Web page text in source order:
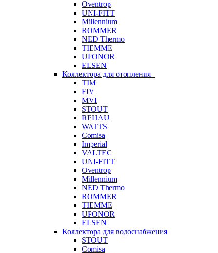
Oventrop
UNI-FITT
Millennium
ROMMER
NED Thermo
TIEMME
UPONOR
ELSEN
Коллектора для отопления
TIM
FIV
MVI
STOUT
REHAU
WATTS
Comisa
Imperial
VALTEC
UNI-FITT
Oventrop
Millennium
NED Thermo
ROMMER
TIEMME
UPONOR
ELSEN
Коллектора для водоснабжения
STOUT
Comisa